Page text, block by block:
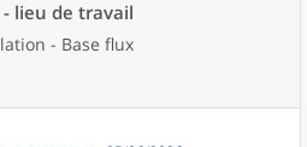
lieu de travail
- Base flux